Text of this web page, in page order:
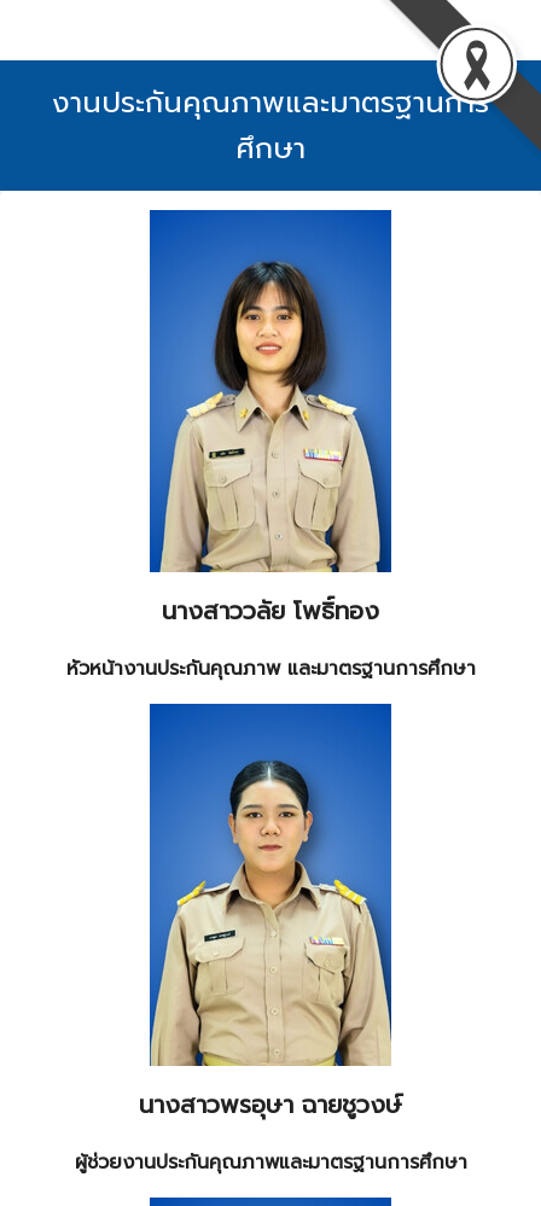
งานประกันคุณภาพและมาตรฐานการ
ศึกษา
นางสาววลัย โพธิ์ทอง
หัวหน้างานประกันคุณภาพ และมาตรฐานการศึกษา
นางสาวพรอุษา ฉายชูวงษ์
ผู้ช่วยงานประกันคุณภาพและมาตรฐานการศึกษา